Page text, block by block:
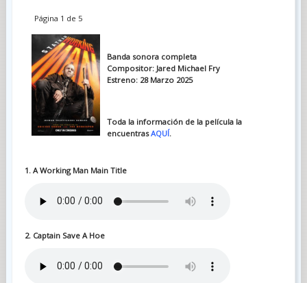
Página 1 de 5
Banda sonora completa
Compositor: Jared Michael Fry
Estreno: 28 Marzo 2025
Toda la información de la película la
encuentrasAQUÍ.
1. A Working Man Main Title
2. Captain Save A Hoe